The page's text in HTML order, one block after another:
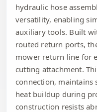
hydraulic hose
versatility, enabling
auxiliary tools. Built
routed return ports,
mower return line for
cutting attachment.
connection, maintains
heat buildup during
construction resists